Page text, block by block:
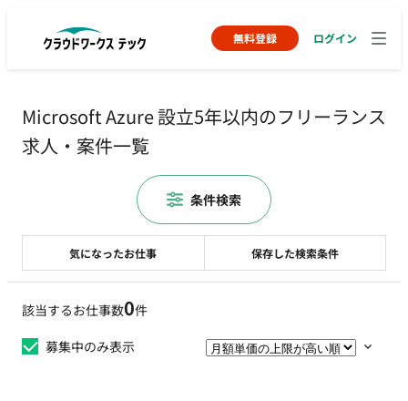
無料登録 ログイン
Microsoft Azure 設立5年以内のフリーランス
求人・案件一覧
該当するお仕事数0件
募集中のみ表示
気になったお仕事 保存した検索条件
条件検索